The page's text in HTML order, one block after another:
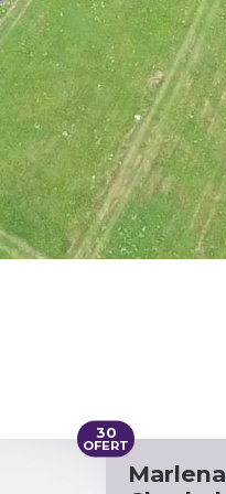
Marlena
30
OFERT